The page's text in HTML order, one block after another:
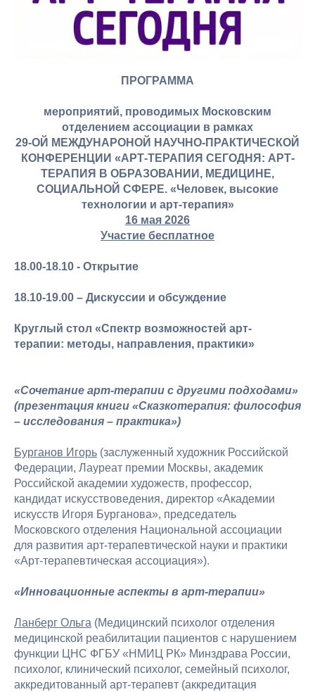
ПРОГРАММА
мероприятий, проводимых Московским
отделением ассоциации в рамках
29-ОЙ МЕЖДУНАРОНОЙ НАУЧНО-ПРАКТИЧЕСКОЙ
КОНФЕРЕНЦИИ «АРТ-ТЕРАПИЯ СЕГОДНЯ: АРТ-
ТЕРАПИЯ В ОБРАЗОВАНИИ, МЕДИЦИНЕ,
СОЦИАЛЬНОЙ СФЕРЕ. «Человек, высокие
технологии и арт-терапия»
16 мая 2026
Участие бесплатное
18.00-18.10 - Открытие
18.10-19.00 – Дискуссии и обсуждение
Круглый стол «Спектр возможностей арт-
терапии: методы, направления, практики»
«Сочетание арт-терапии с другими подходами»
(презентация книги «Сказкотерапия: философия
– исследования – практика»)
Бурганов Игорь (заслуженный художник Российской
Федерации, Лауреат премии Москвы, академик
Российской академии художеств, профессор,
кандидат искусствоведения, директор «Академии
искусств Игоря Бурганова», председатель
Московского отделения Национальной ассоциации
для развития арт-терапевтической науки и практики
«Арт-терапевтическая ассоциация»).
«Инновационные аспекты в арт-терапии»
Ланберг Ольга (Медицинский психолог отделения
медицинской реабилитации пациентов с нарушением
функции ЦНС ФГБУ «НМИЦ РК» Минздрава России,
психолог, клинический психолог, семейный психолог,
аккредитованный арт-терапевт (аккредитация